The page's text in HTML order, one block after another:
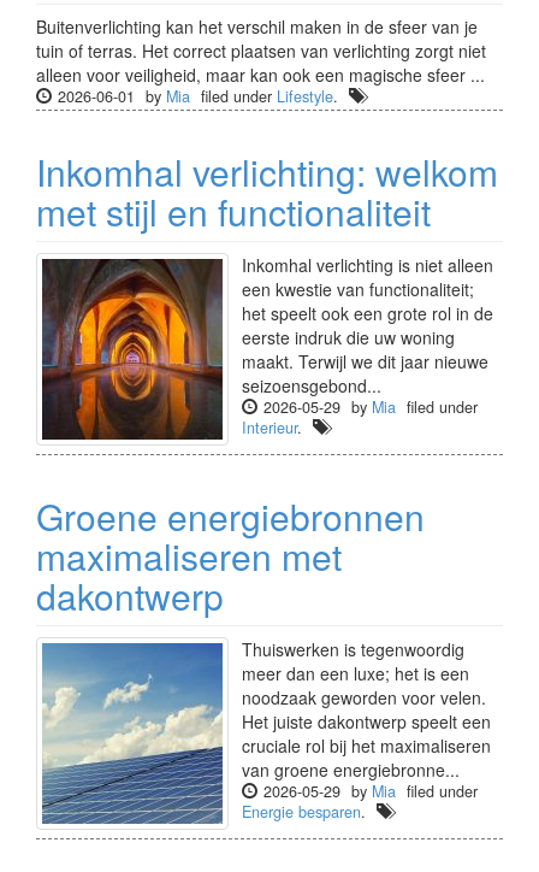
Buitenverlichting kan het verschil maken in de sfeer van je
tuin of terras. Het correct plaatsen van verlichting zorgt niet
alleen voor veiligheid, maar kan ook een magische sfeer ...
2026-06-01 by Mia filed under Lifestyle.
Inkomhal verlichting: welkom
met stijl en functionaliteit
Inkomhal verlichting is niet alleen
een kwestie van functionaliteit;
het speelt ook een grote rol in de
eerste indruk die uw woning
maakt. Terwijl we dit jaar nieuwe
seizoensgebond...
2026-05-29 by Mia filed under
Interieur.
Groene energiebronnen
maximaliseren met
dakontwerp
Thuiswerken is tegenwoordig
meer dan een luxe; het is een
noodzaak geworden voor velen.
Het juiste dakontwerp speelt een
cruciale rol bij het maximaliseren
van groene energiebronne...
2026-05-29 by Mia filed under
Energie besparen.